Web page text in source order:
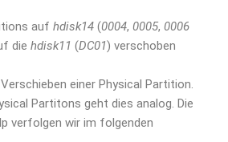
auf hdisk14 (0004, 0005, 0006
die hdisk11 (DC01) verschoben
einer Physical Partition.
Partitons geht dies analog. Die
verfolgen wir im folgenden